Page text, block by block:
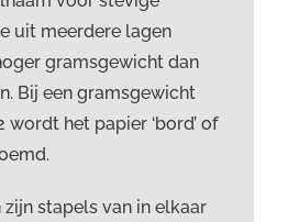
uit meerdere lagen
gramsgewicht dan
Bij een gramsgewicht
het papier ‘bord’ of
zijn stapels van in elkaar